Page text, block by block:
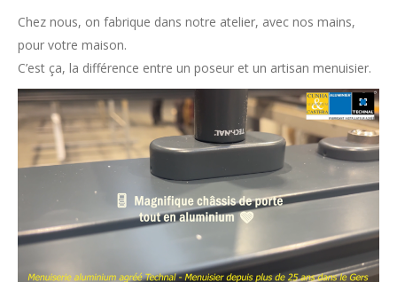
Chez nous, on fabrique dans notre atelier, avec nos mains,
pour votre maison.
C’est ça, la différence entre un poseur et un artisan menuisier.